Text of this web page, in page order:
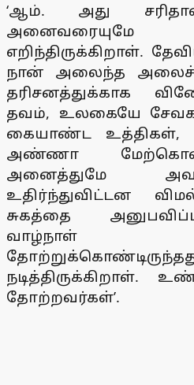
‘ஆம். அது
அனைவரையுமே
எறிந்திருக்கிறாள்.
நான் அலைந்த
தரிசனத்துக்காக
தவம், உலகையே
கையாண்ட
அண்ணா
அனைத்துமே
உதிர்ந்துவிட்டன
சுகத்தை
வாழ்நாள்
நடித்திருக்கிறாள்.
தோற்றவர்கள்’.